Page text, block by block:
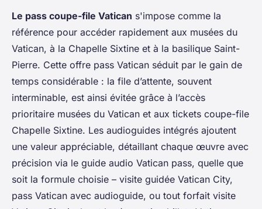
Le pass coupe-file Vatican s'impose comme la
référence pour accéder rapidement aux musées du
Vatican, à la Chapelle Sixtine et à la basilique Saint-
Pierre. Cette offre pass Vatican séduit par le gain de
temps considérable : la file d’attente, souvent
interminable, est ainsi évitée grâce à l’accès
prioritaire musées du Vatican et aux tickets coupe-file
Chapelle Sixtine. Les audioguides intégrés ajoutent
une valeur appréciable, détaillant chaque œuvre avec
précision via le guide audio Vatican pass, quelle que
soit la formule choisie – visite guidée Vatican City,
pass Vatican avec audioguide, ou tout forfait visite